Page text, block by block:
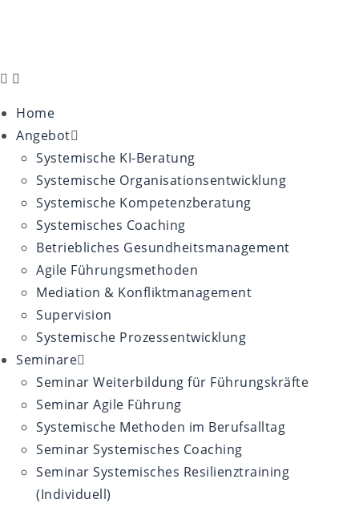
Home
Angebot
Systemische KI-Beratung
Systemische Organisationsentwicklung
Systemische Kompetenzberatung
Systemisches Coaching
Betriebliches Gesundheitsmanagement
Agile Führungsmethoden
Mediation & Konfliktmanagement
Supervision
Systemische Prozessentwicklung
Seminare
Seminar Weiterbildung für Führungskräfte
Seminar Agile Führung
Systemische Methoden im Berufsalltag
Seminar Systemisches Coaching
Seminar Systemisches Resilienztraining
(Individuell)